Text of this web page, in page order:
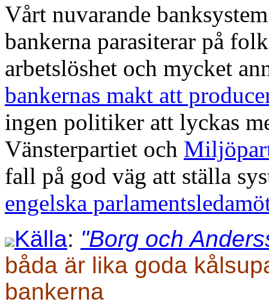
Vårt nuvarande
bankerna parasiterar på
arbetslöshet och mycket
bankernas makt att
ingen politiker att lyckas
Vänsterpartiet och
fall på god väg att ställa
engelska
Källa: "Borg och
båda är lika goda
bankerna